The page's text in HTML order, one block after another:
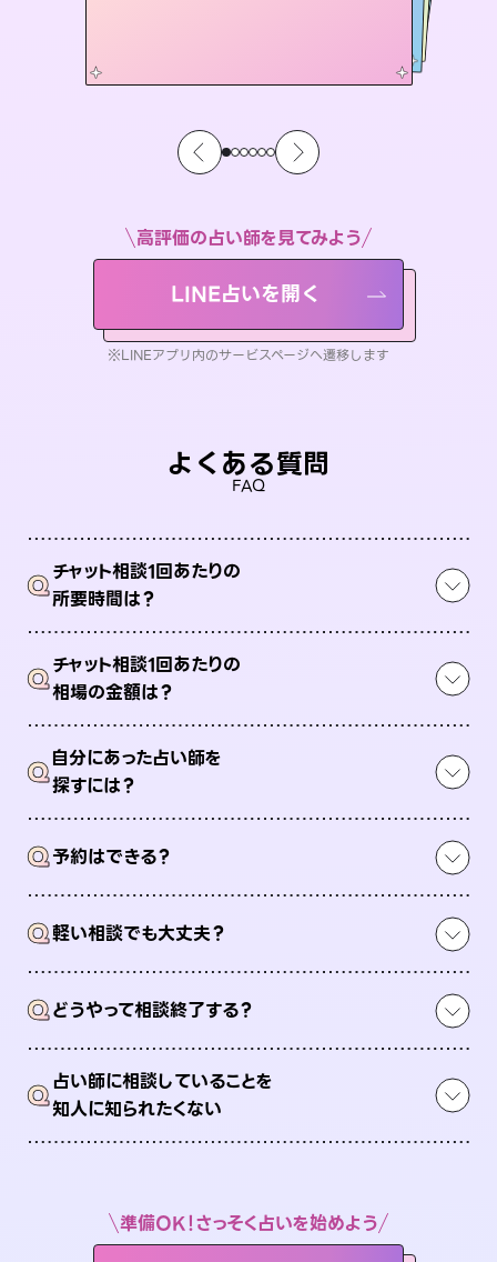
高評価の占い師を見てみよう
LINE占いを開く
※LINEアプリ内のサービスページへ遷移します
よくある質問
FAQ
Qチャット相談1回あたりの
所要時間は？
Qチャット相談1回あたりの
相場の金額は？
Q自分にあった占い師を
探すには？
Q予約はできる？
Q軽い相談でも大丈夫？
Qどうやって相談終了する？
Q占い師に相談していることを
知人に知られたくない
準備OK！さっそく占いを始めよう